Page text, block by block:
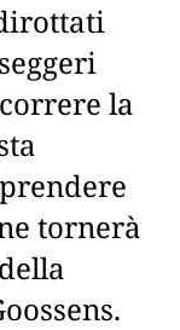
la
tornerà